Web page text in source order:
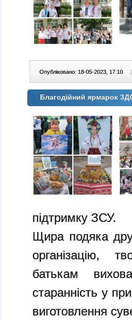
Опубліковано: 18-05-2023, 17:10 |
Благодійний ярмарок
підтримку ЗСУ.
Щира подяка
організацію,
батькам
старанність у
виготовлення